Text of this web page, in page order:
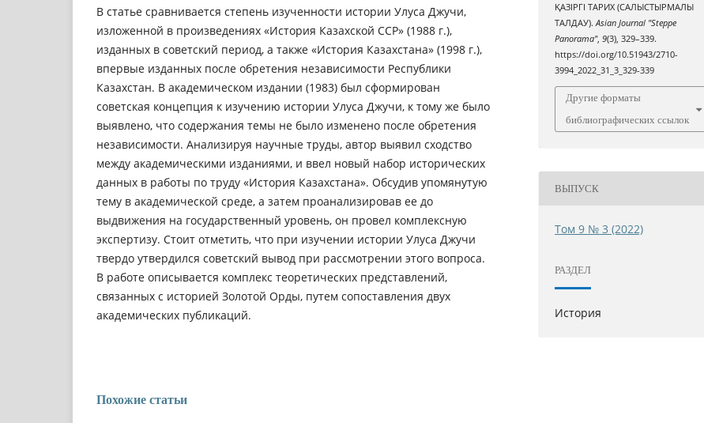
В статье сравнивается степень изученности истории Улуса Джучи,
изложенной в произведениях «История Казахской ССР» (1988 г.),
изданных в советский период, а также «История Казахстана» (1998 г.),
впервые изданных после обретения независимости Республики
Казахстан. В академическом издании (1983) был сформирован
советская концепция к изучению истории Улуса Джучи, к тому же было
выявлено, что содержания темы не было изменено после обретения
независимости. Анализируя научные труды, автор выявил сходство
между академическими изданиями, и ввел новый набор исторических
данных в работы по труду «История Казахстана». Обсудив упомянутую
тему в академической среде, а затем проанализировав ее до
выдвижения на государственный уровень, он провел комплексную
экспертизу. Стоит отметить, что при изучении истории Улуса Джучи
твердо утвердился советский вывод при рассмотрении этого вопроса.
В работе описывается комплекс теоретических представлений,
связанных с историей Золотой Орды, путем сопоставления двух
академических публикаций.
ҚАЗІРГІ ТАРИХ (САЛЫСТЫРМАЛЫ
ТАЛДАУ).Asian Journal "Steppe
Panorama", 9(3), 329–339.
https://doi.org/10.51943/2710-
3994_2022_31_3_329-339
Другие форматы
библиографических ссылок
ВЫПУСК
Том 9 № 3 (2022)
РАЗДЕЛ
История
Похожие статьи